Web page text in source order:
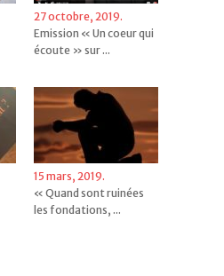
27 octobre, 2019.
Emission « Un coeur qui
écoute » sur ...
15 mars, 2019.
« Quand sont ruinées
les fondations, ...